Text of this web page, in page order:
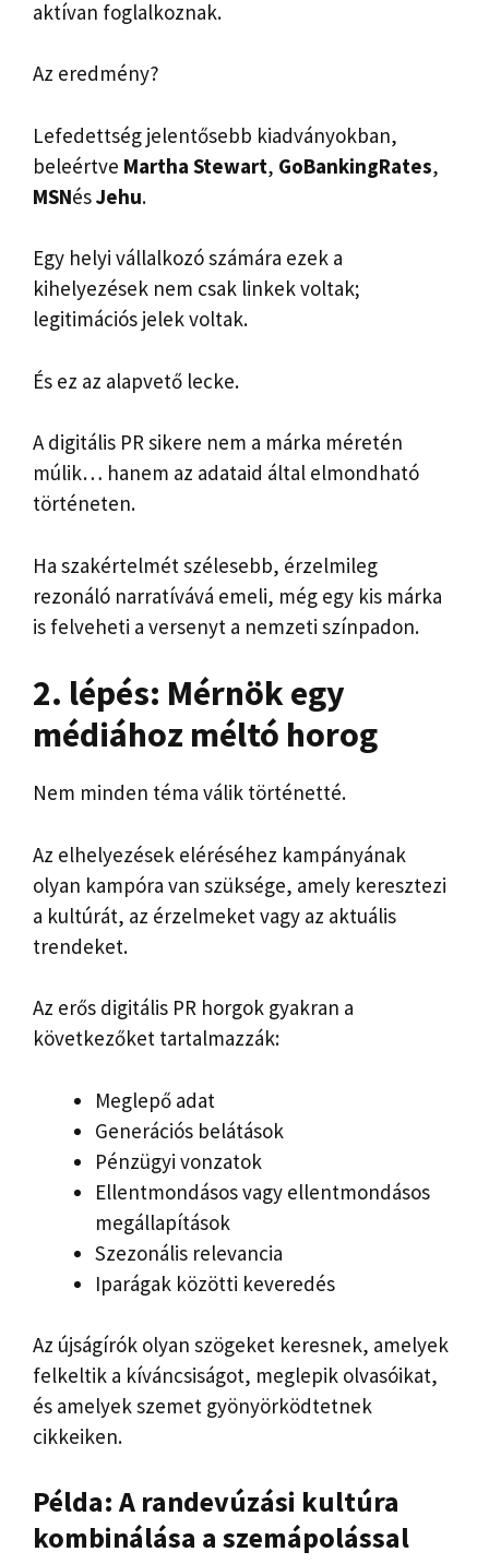
aktívan foglalkoznak.
Az eredmény?
Lefedettség jelentősebb kiadványokban,
beleértve Martha Stewart, GoBankingRates,
MSNésJehu.
Egy helyi vállalkozó számára ezek a
kihelyezések nem csak linkek voltak;
legitimációs jelek voltak.
És ez az alapvető lecke.
A digitális PR sikere nem a márka méretén
múlik… hanem az adataid által elmondható
történeten.
Ha szakértelmét szélesebb, érzelmileg
rezonáló narratívává emeli, még egy kis márka
is felveheti a versenyt a nemzeti színpadon.
2. lépés: Mérnök egy
médiához méltó horog
Nem minden téma válik történetté.
Az elhelyezések eléréséhez kampányának
olyan kampóra van szüksége, amely keresztezi
a kultúrát, az érzelmeket vagy az aktuális
trendeket.
Az erős digitális PR horgok gyakran a
következőket tartalmazzák:
Meglepő adat
Generációs belátások
Pénzügyi vonzatok
Ellentmondásos vagy ellentmondásos
megállapítások
Szezonális relevancia
Iparágak közötti keveredés
Az újságírók olyan szögeket keresnek, amelyek
felkeltik a kíváncsiságot, meglepik olvasóikat,
és amelyek szemet gyönyörködtetnek
cikkeiken.
Példa: A randevúzási kultúra
kombinálása a szemápolással